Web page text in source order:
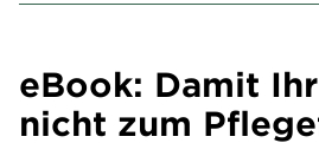
eBook: Damit
nicht zum